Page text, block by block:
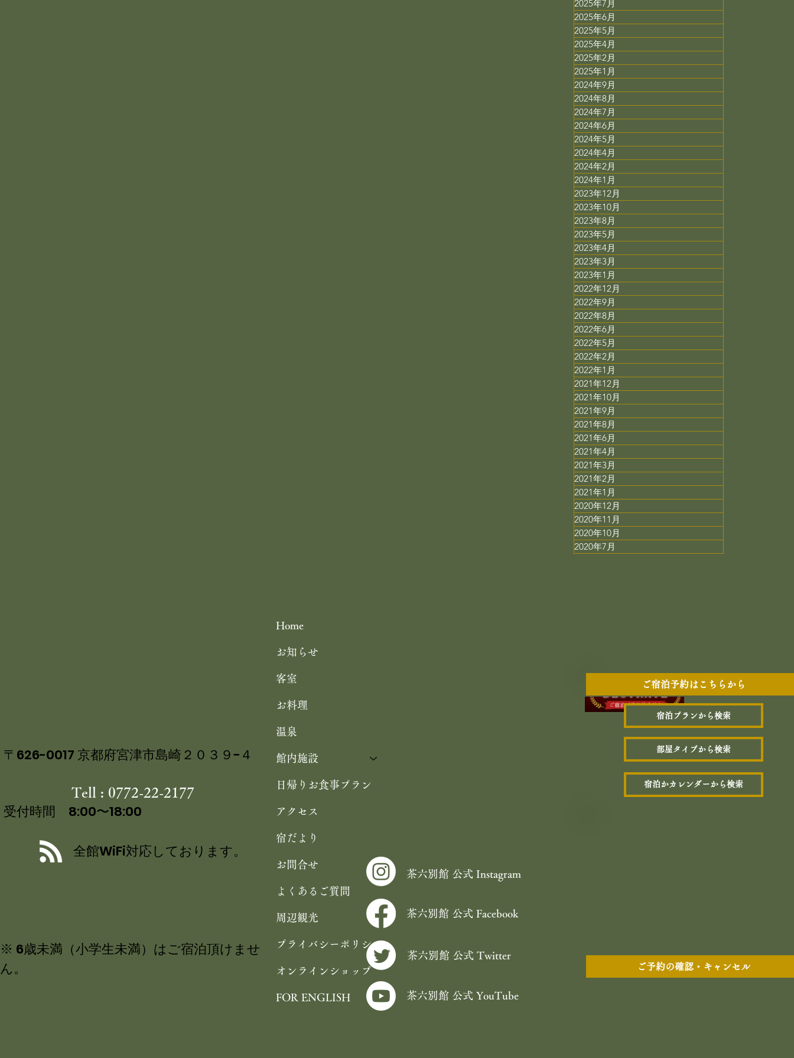
2025年7月
2025年6月
2025年5月
2025年4月
2025年2月
2025年1月
2024年9月
2024年8月
2024年7月
2024年6月
2024年5月
2024年4月
2024年2月
2024年1月
2023年12月
2023年10月
2023年8月
2023年5月
2023年4月
2023年3月
2023年1月
2022年12月
2022年9月
2022年8月
2022年6月
2022年5月
2022年2月
2022年1月
2021年12月
2021年10月
2021年9月
2021年8月
2021年6月
2021年4月
2021年3月
2021年2月
2021年1月
2020年12月
2020年11月
2020年10月
2020年7月
Home
お知らせ
客室
お料理
温泉
館内施設
日帰りお食事プラン
アクセス
宿だより
お問合せ
よくあるご質問
周辺観光
プライバシーポリシー
オンラインショップ
FOR ENGLISH
茶六別館 公式 Instagram
茶六別館 公式 Facebook
茶六別館 公式 Twitter
茶六別館 公式 YouTube
ご予約の確認・キャンセル
ご宿泊予約はこちらから
宿泊プランから検索
部屋タイプから検索
宿泊かカレンダーから検索
〒626-0017 京都府宮津市島崎２０３９−４
Tell : 0772-22-2177
受付時間 8:00〜18:00
全館WiFi対応しております。
※ 6歳未満（小学生未満）はご宿泊頂けませ
ん。